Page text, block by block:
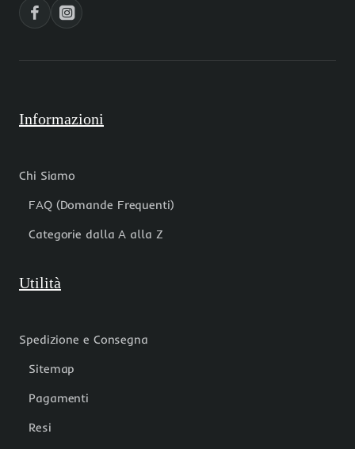
pz
Informazioni
Chi Siamo
FAQ (Domande Frequenti)
Categorie dalla A alla Z
Utilità
Spedizione e Consegna
Sitemap
Pagamenti
Resi